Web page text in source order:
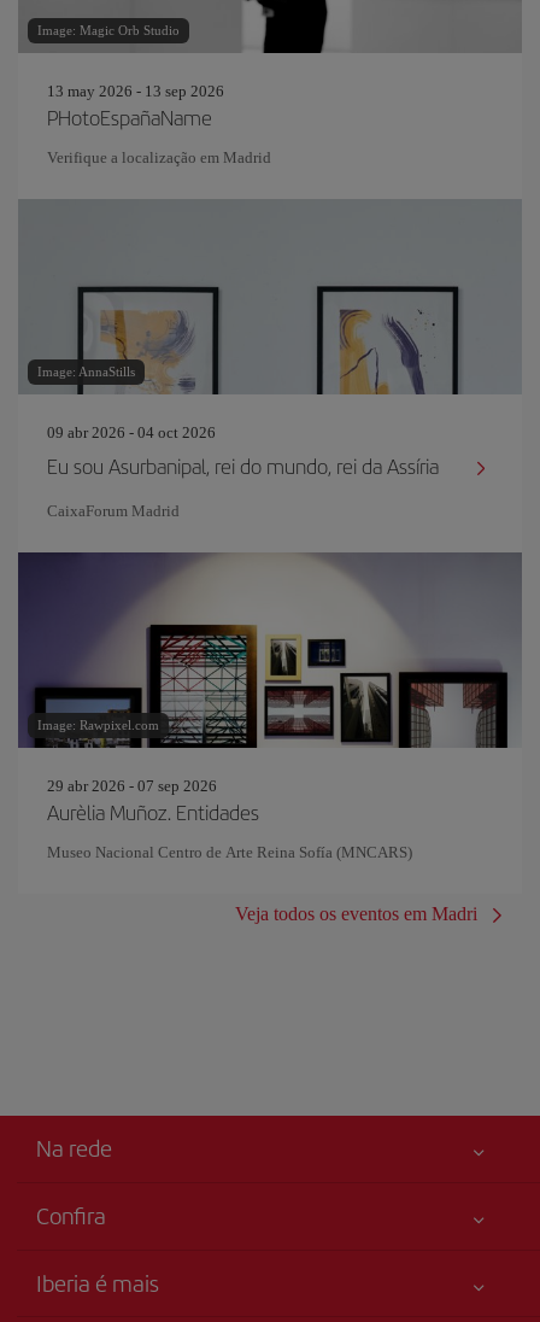
Image: Magic Orb Studio
13 may 2026 - 13 sep 2026
PHotoEspañaName
Verifique a localização em Madrid
Image: AnnaStills
09 abr 2026 - 04 oct 2026
Eu sou Asurbanipal, rei do mundo, rei da Assíria
CaixaForum Madrid
Image: Rawpixel.com
29 abr 2026 - 07 sep 2026
Aurèlia Muñoz. Entidades
Museo Nacional Centro de Arte Reina Sofía (MNCARS)
Veja todos os eventos em Madri
Na rede
Confira
Acessibilidade
Iberia é mais